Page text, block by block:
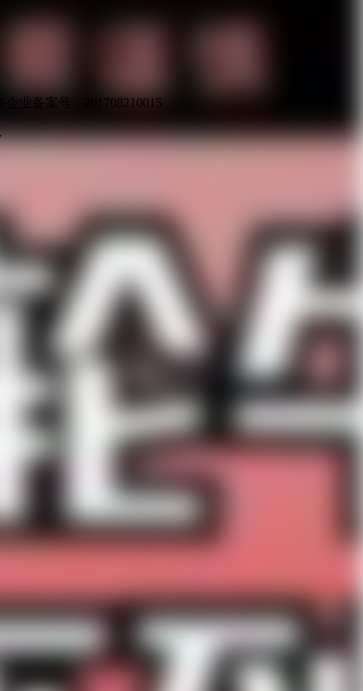
业备案号：201708210015